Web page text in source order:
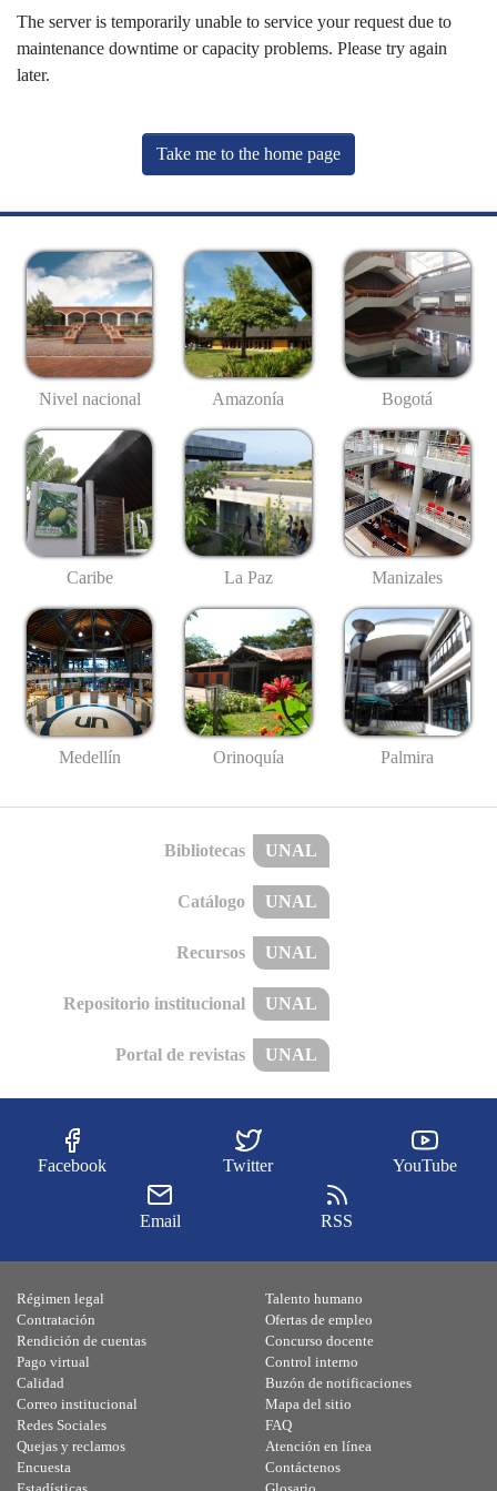
The server is temporarily unable to service your request due to
maintenance downtime or capacity problems. Please try again
later.
Take me to the home page
Nivel nacional Amazonía Bogotá
Caribe La Paz Manizales
Medellín Orinoquía Palmira
Bibliotecas UNAL
Catálogo UNAL
Recursos UNAL
Repositorio institucional UNAL
Portal de revistas UNAL
Facebook Twitter YouTube
Email RSS
Régimen legal
Contratación
Rendición de cuentas
Pago virtual
Calidad
Talento humano
Ofertas de empleo
Concurso docente
Control interno
Buzón de notificaciones
Correo institucional
Redes Sociales
Quejas y reclamos
Encuesta
Mapa del sitio
FAQ
Atención en línea
Contáctenos